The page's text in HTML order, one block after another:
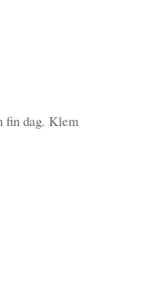
fin dag. Klem